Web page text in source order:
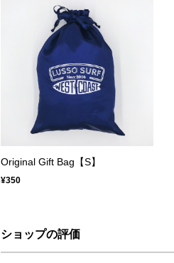
Original Gift Bag【S】
¥350
ショップの評価